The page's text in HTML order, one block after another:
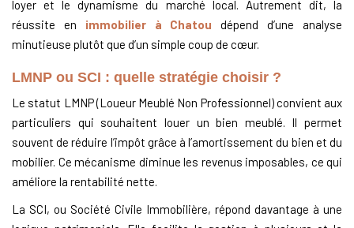
loyer et le dynamisme du marché local. Autrement dit, la
réussite en immobilier à Chatou dépend d’une analyse
minutieuse plutôt que d’un simple coup de cœur.
LMNP ou SCI : quelle stratégie choisir ?
Le statut LMNP (Loueur Meublé Non Professionnel) convient aux
particuliers qui souhaitent louer un bien meublé. Il permet
souvent de réduire l’impôt grâce à l’amortissement du bien et du
mobilier. Ce mécanisme diminue les revenus imposables, ce qui
améliore la rentabilité nette.
La SCI, ou Société Civile Immobilière, répond davantage à une